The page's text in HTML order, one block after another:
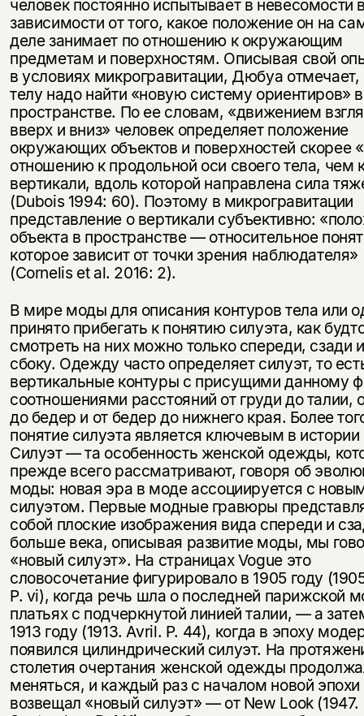
человек постоянно испытывает в невесомости
зависимости от того, какое положение он на
деле занимает по отношению к окружающим
предметам и поверхностям. Описывая свой
в условиях микрогравитации, Дюбуа отмечает,
телу надо найти «новую систему ориентиров» в
пространстве. По ее словам, «движением
вверх и вниз» человек определяет положение
окружающих объектов и поверхностей скорее
отношению к продольной оси своего тела, чем
вертикали, вдоль которой направлена сила
(Dubois 1994: 60). Поэтому в микрогравитации
представление о вертикали субъективно:
объекта в пространстве — относительное
которое зависит от точки зрения наблюдателя»
(Cornelis et al. 2016: 2).
В мире моды для описания контуров тела или
принято прибегать к понятию силуэта, как
смотреть на них можно только спереди, сзади
сбоку. Одежду часто определяет силуэт, то
вертикальные контуры с присущими данному
соотношениями расстояний от груди до талии,
до бедер и от бедер до нижнего края. Более
понятие силуэта является ключевым в
Силуэт — та особенность женской одежды,
прежде всего рассматривают, говоря об
моды: новая эра в моде ассоциируется с
силуэтом. Первые модные гравюры
собой плоские изображения вида спереди и
больше века, описывая развитие моды, мы
«новый силуэт». На страницах Vogue это
словосочетание фигурировало в 1905 году
P. vi), когда речь шла о последней парижской
платьях с подчеркнутой линией талии, — а
1913 году (1913. Avril. P. 44), когда в эпоху
появился цилиндрический силуэт. На
столетия очертания женской одежды
меняться, и каждый раз с началом новой
возвещал «новый силуэт» — от New Look (1947.